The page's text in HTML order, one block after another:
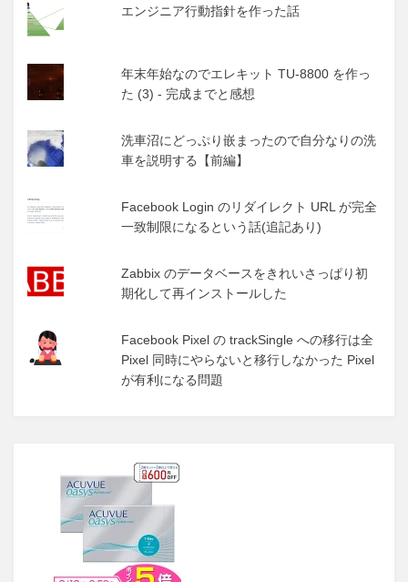
エンジニア行動指針を作った話
年末年始なのでエレキット TU-8800 を作っ
た (3) - 完成までと感想
洗車沼にどっぷり嵌まったので自分なりの洗
車を説明する【前編】
Facebook Login のリダイレクト URL が完全
一致制限になるという話(追記あり)
Zabbix のデータベースをきれいさっぱり初
期化して再インストールした
Facebook Pixel の trackSingle への移行は全
Pixel 同時にやらないと移行しなかった Pixel
が有利になる問題